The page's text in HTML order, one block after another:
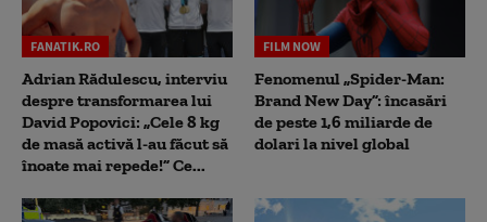
FANATIK.RO
Adrian Rădulescu, interviu
despre transformarea lui
David Popovici: „Cele 8 kg
de masă activă l-au făcut să
înoate mai repede!” Ce...
FILM NOW
Fenomenul „Spider-Man:
Brand New Day”: încasări
de peste 1,6 miliarde de
dolari la nivel global